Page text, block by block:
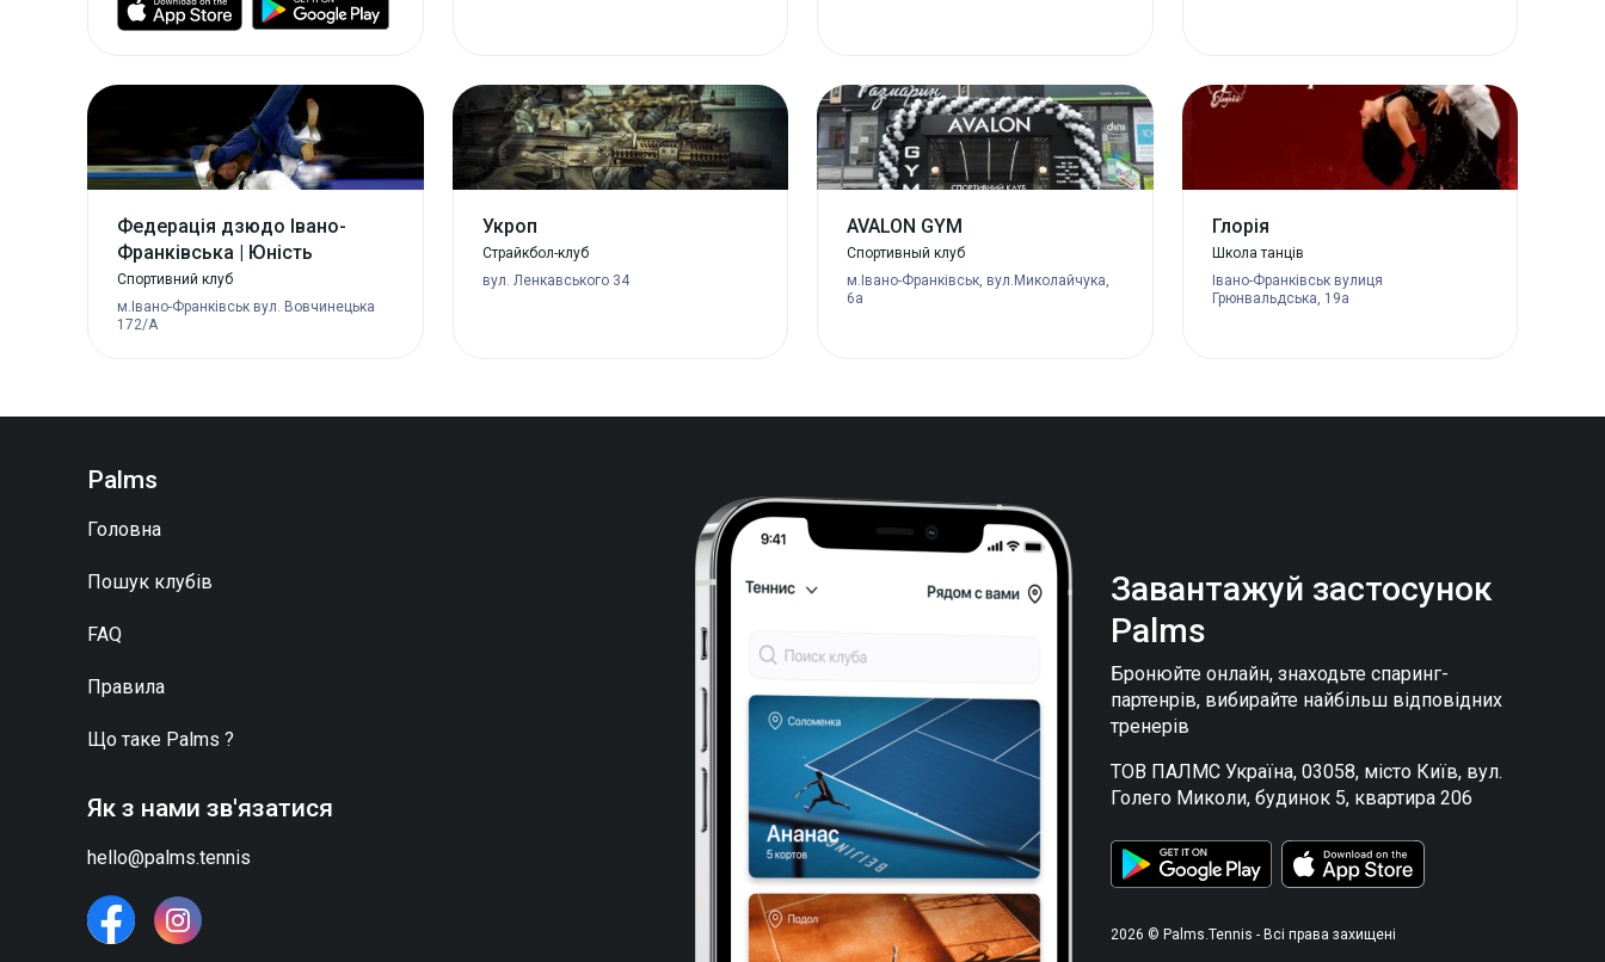
Федерація дзюдо Івано-
Франківська | Юність
Спортивний клуб
м.Івано-Франківськ вул. Вовчинецька
172/А
Укроп
Страйкбол-клуб
вул. Ленкавського 34
AVALON GYM
Спортивный клуб
м.Івано-Франківськ, вул.Миколайчука,
6а
Глорія
Школа танців
Івано-Франківськ вулиця
Грюнвальдська, 19а
Palms
Головна
Пошук клубів
FAQ
Правила
Що таке Palms ?
Як з нами зв'язатися
hello@palms.tennis
Завантажуй застосунок
Palms
Бронюйте онлайн, знаходьте спаринг-
партенрів, вибирайте найбільш відповідних
тренерів
ТОВ ПАЛМС Україна, 03058, місто Київ, вул.
Голего Миколи, будинок 5, квартира 206
2026 © Palms.Tennis - Всі права захищені